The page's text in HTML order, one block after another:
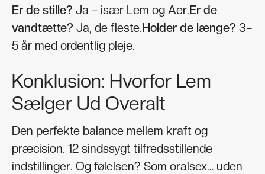
Er de stille? Ja – især Lem og Aer.Er de
vandtætte? Ja, de fleste.Holder de længe? 3–
5 år med ordentlig pleje.
Konklusion: Hvorfor Lem
Sælger Ud Overalt
Den perfekte balance mellem kraft og
præcision. 12 sindssygt tilfredsstillende
indstillinger. Og følelsen? Som oralsex… uden